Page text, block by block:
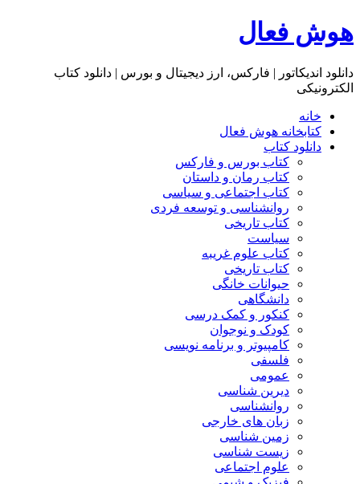
هوش فعال
دانلود اندیکاتور | فارکس، ارز دیجیتال و بورس | دانلود کتاب
الکترونیکی
خانه
کتابخانه هوش فعال
دانلود کتاب
کتاب بورس و فارکس
کتاب رمان و داستان
کتاب اجتماعی و سیاسی
روانشناسی و توسعه فردی
کتاب تاریخی
سیاست
کتاب علوم غریبه
کتاب تاریخی
حیوانات خانگی
دانشگاهی
کنکور و کمک‌ درسی
کودک و نوجوان
کامپیوتر و برنامه نویسی
فلسفی
عمومی
دیرین شناسی
روانشناسی
زبان های خارجی
زمین شناسی
زیست شناسی
علوم اجتماعی